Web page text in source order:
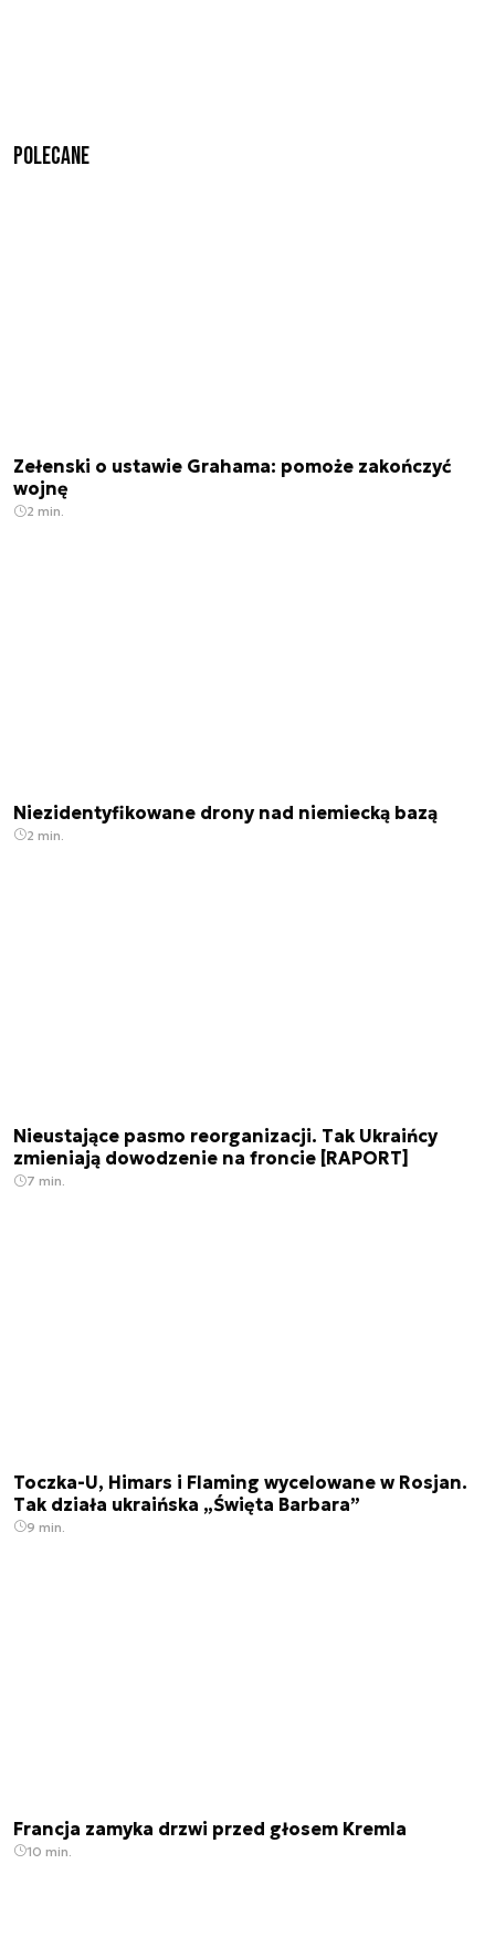
Polecane
Zełenski o ustawie Grahama: pomoże zakończyć
wojnę
2 min.
Niezidentyfikowane drony nad niemiecką bazą
2 min.
Nieustające pasmo reorganizacji. Tak Ukraińcy
zmieniają dowodzenie na froncie [RAPORT]
7 min.
Toczka-U, Himars i Flaming wycelowane w Rosjan.
Tak działa ukraińska „Święta Barbara”
9 min.
Francja zamyka drzwi przed głosem Kremla
10 min.